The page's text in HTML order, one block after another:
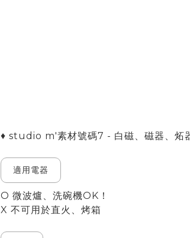
♦ studio m'素材號碼7 - 白磁、磁器、炻
適用電器
O 微波爐、洗碗機OK！
X 不可用於直火、烤箱